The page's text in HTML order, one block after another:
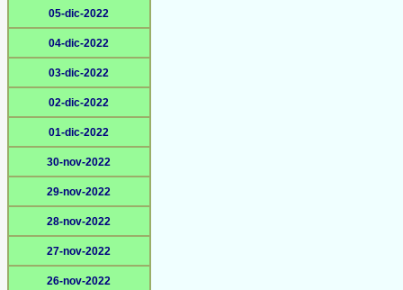
05-dic-2022
04-dic-2022
03-dic-2022
02-dic-2022
01-dic-2022
30-nov-2022
29-nov-2022
28-nov-2022
27-nov-2022
26-nov-2022